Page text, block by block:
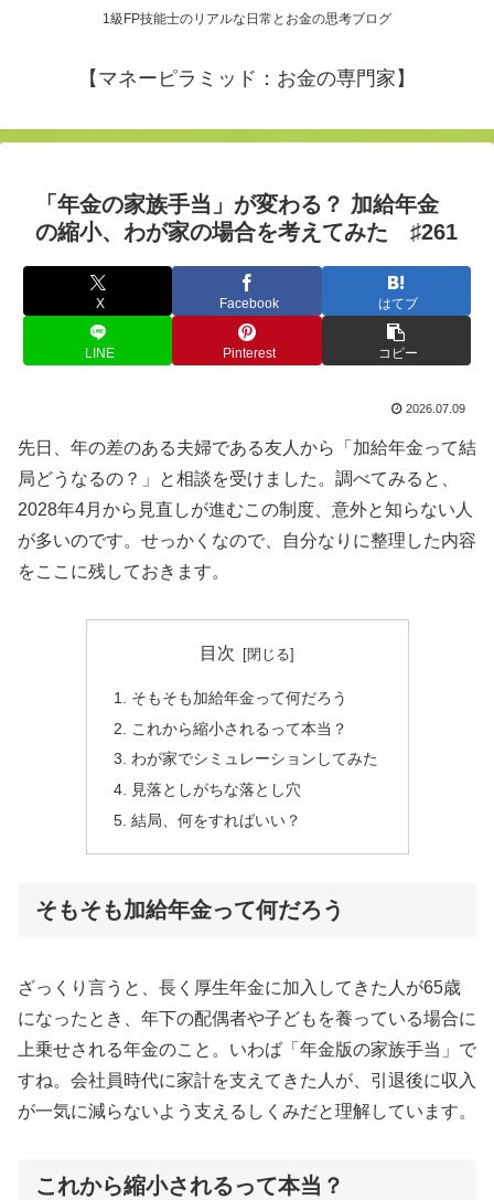
1級FP技能士のリアルな日常とお金の思考ブログ
【マネーピラミッド：お金の専門家】
「年金の家族手当」が変わる？ 加給年金
の縮小、わが家の場合を考えてみた ♯261
X Facebook はてブ
LINE Pinterest コピー
2026.07.09
先日、年の差のある夫婦である友人から「加給年金って結
局どうなるの？」と相談を受けました。調べてみると、
2028年4月から見直しが進むこの制度、意外と知らない人
が多いのです。せっかくなので、自分なりに整理した内容
をここに残しておきます。
目次
そもそも加給年金って何だろう
これから縮小されるって本当？
わが家でシミュレーションしてみた
見落としがちな落とし穴
結局、何をすればいい？
そもそも加給年金って何だろう
ざっくり言うと、長く厚生年金に加入してきた人が65歳
になったとき、年下の配偶者や子どもを養っている場合に
上乗せされる年金のこと。いわば「年金版の家族手当」で
すね。会社員時代に家計を支えてきた人が、引退後に収入
が一気に減らないよう支えるしくみだと理解しています。
これから縮小されるって本当？